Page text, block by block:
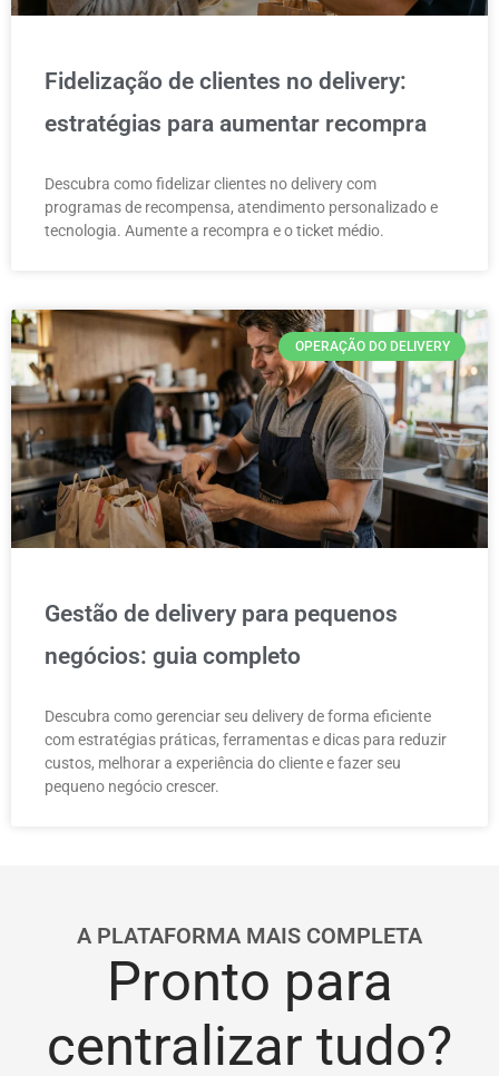
Fidelização de clientes no delivery:
estratégias para aumentar recompra
Descubra como fidelizar clientes no delivery com
programas de recompensa, atendimento personalizado e
tecnologia. Aumente a recompra e o ticket médio.
OPERAÇÃO DO DELIVERY
Gestão de delivery para pequenos
negócios: guia completo
Descubra como gerenciar seu delivery de forma eficiente
com estratégias práticas, ferramentas e dicas para reduzir
custos, melhorar a experiência do cliente e fazer seu
pequeno negócio crescer.
A PLATAFORMA MAIS COMPLETA
Pronto para
centralizar tudo?